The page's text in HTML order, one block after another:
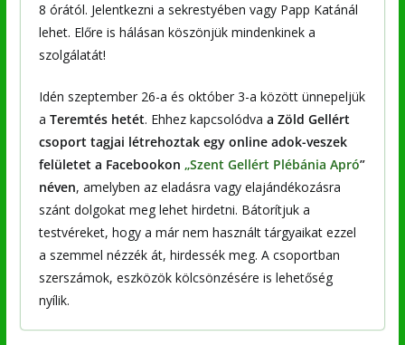
8 órától. Jelentkezni a sekrestyében vagy Papp Katánál
lehet. Előre is hálásan köszönjük mindenkinek a
szolgálatát!
Idén szeptember 26-a és október 3-a között ünnepeljük
a Teremtés hetét. Ehhez kapcsolódva a Zöld Gellért
csoport tagjai létrehoztak egy online adok-veszek
felületet a Facebookon „Szent Gellért Plébánia Apró”
néven, amelyben az eladásra vagy elajándékozásra
szánt dolgokat meg lehet hirdetni. Bátorítjuk a
testvéreket, hogy a már nem használt tárgyaikat ezzel
a szemmel nézzék át, hirdessék meg. A csoportban
szerszámok, eszközök kölcsönzésére is lehetőség
nyílik.